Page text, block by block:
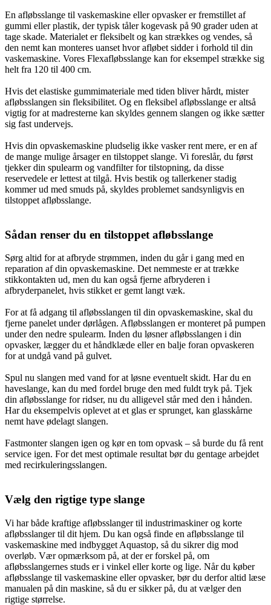
En afløbsslange til vaskemaskine eller opvasker er fremstillet af
gummi eller plastik, der typisk tåler kogevask på 90 grader uden at
tage skade. Materialet er fleksibelt og kan strækkes og vendes, så
den nemt kan monteres uanset hvor afløbet sidder i forhold til din
vaskemaskine. Vores Flexafløbsslange kan for eksempel strække sig
helt fra 120 til 400 cm.
Hvis det elastiske gummimateriale med tiden bliver hårdt, mister
afløbsslangen sin fleksibilitet. Og en fleksibel afløbsslange er altså
vigtig for at madresterne kan skyldes gennem slangen og ikke sætter
sig fast undervejs.
Hvis din opvaskemaskine pludselig ikke vasker rent mere, er en af
de mange mulige årsager en tilstoppet slange. Vi foreslår, du først
tjekker din spulearm og vandfilterfor tilstopning, da disse
reservedele er lettest at tilgå. Hvis bestik og tallerkener stadig
kommer ud med smuds på, skyldes problemet sandsynligvis en
tilstoppet afløbsslange.
Sådan renser du en tilstoppet afløbsslange
Sørg altid for at afbryde strømmen, inden du går i gang med en
reparation af din opvaskemaskine. Det nemmeste er at trække
stikkontakten ud, men du kan også fjerne afbryderen i
afbryderpanelet, hvis stikket er gemt langt væk.
For at få adgang til afløbsslangen til din opvaskemaskine, skal du
fjerne panelet under dørlågen. Afløbsslangen er monteret på pumpen
under den nedre spulearm. Inden du løsner afløbsslangen i din
opvasker, lægger du et håndklæde eller en balje foran opvaskeren
for at undgå vand på gulvet.
Spul nu slangen med vand for at løsne eventuelt skidt. Har du en
haveslange, kan du med fordel bruge den med fuldt tryk på. Tjek
din afløbsslange for ridser, nu du alligevel står med den i hånden.
Har du eksempelvis oplevet at et glas er sprunget, kan glasskårne
nemt have ødelagt slangen.
Fastmonter slangen igen og kør en tom opvask – så burde du få rent
service igen. For det mest optimale resultat bør du gentage arbejdet
med recirkuleringsslangen.
Vælg den rigtige type slange
Vi har både kraftige afløbsslanger til industrimaskiner og korte
afløbsslanger til dit hjem. Du kan også finde en afløbsslange til
vaskemaskine med indbygget Aquastop, så du sikrer dig mod
overløb. Vær opmærksom på, at der er forskel på, om
afløbsslangernes studs er i vinkel eller korte og lige. Når du køber
afløbsslange til vaskemaskine eller opvasker, bør du derfor altid læse
manualen på din maskine, så du er sikker på, du at vælger den
rigtige størrelse.